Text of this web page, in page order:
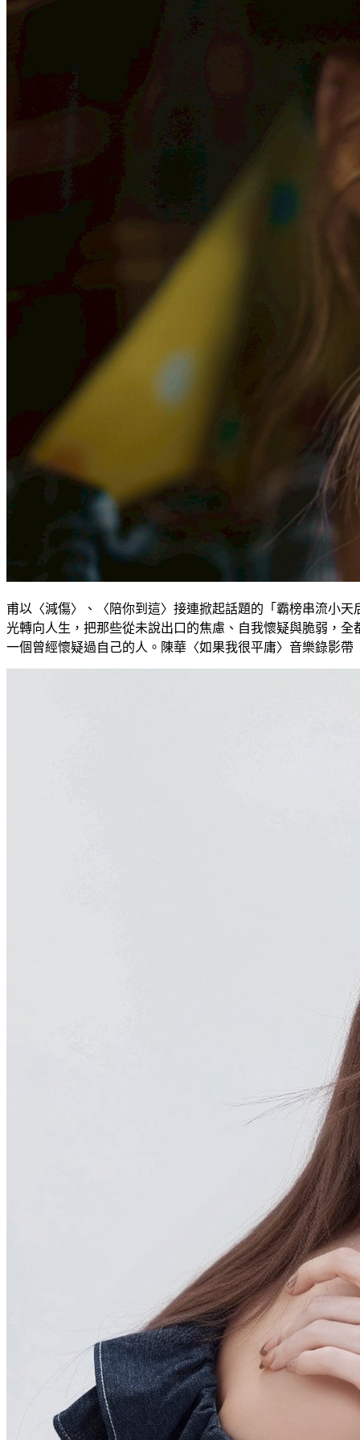
甫以〈減傷〉、〈陪你到這〉接連掀起話題的「霸榜串流小
光轉向人生，把那些從未說出口的焦慮、自我懷疑與脆弱，
一個曾經懷疑過自己的人。陳華〈如果我很平庸〉音樂錄影帶